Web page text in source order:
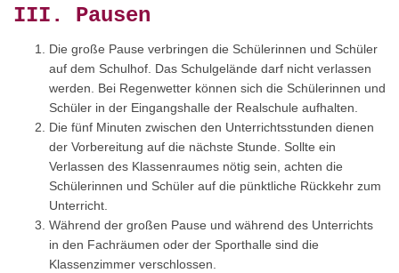
III. Pausen
Die große Pause verbringen die Schülerinnen und Schüler
auf dem Schulhof. Das Schulgelände darf nicht verlassen
werden. Bei Regenwetter können sich die Schülerinnen und
Schüler in der Eingangshalle der Realschule aufhalten.
Die fünf Minuten zwischen den Unterrichtsstunden dienen
der Vorbereitung auf die nächste Stunde. Sollte ein
Verlassen des Klassenraumes nötig sein, achten die
Schülerinnen und Schüler auf die pünktliche Rückkehr zum
Unterricht.
Während der großen Pause und während des Unterrichts
in den Fachräumen oder der Sporthalle sind die
Klassenzimmer verschlossen.